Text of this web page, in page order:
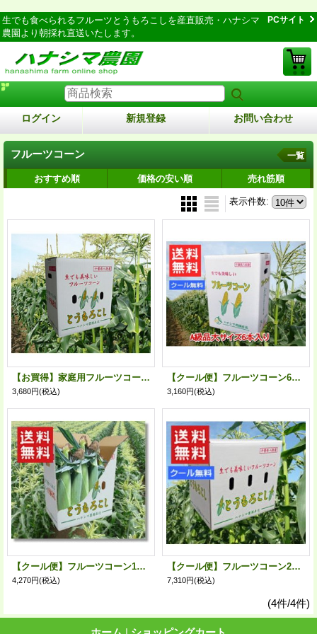
生でも食べられるフルーツとうもろこしを産直販売・ハナシマ
農園より朝採れ直送いたします。
PCサイト
ログイン 新規登録 お問い合わせ
フルーツコーン 一覧
おすすめ順 価格の安い順 売れ筋順
表示件数:
【お買得】家庭用フルーツコーン11本箱入
3,680円(税込)
【クール便】フルーツコーン6本箱入
3,160円(税込)
【クール便】フルーツコーン10本箱入
4,270円(税込)
【クール便】フルーツコーン20本箱入
7,310円(税込)
(4件/4件)